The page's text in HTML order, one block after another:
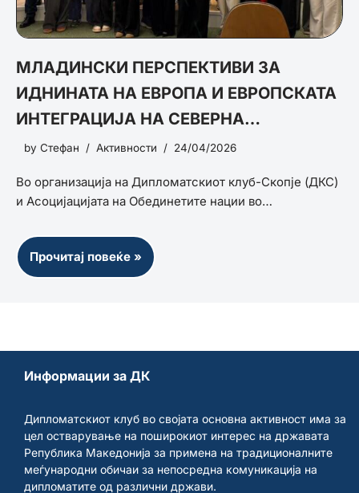
МЛАДИНСКИ ПЕРСПЕКТИВИ ЗА
ИДНИНАТА НА ЕВРОПА И ЕВРОПСКАТА
ИНТЕГРАЦИЈА НА СЕВЕРНА
МАКЕДОНИЈА
by Стефан Активности 24/04/2026
Во организација на Дипломатскиот клуб-Скопје (ДКС)
и Асоцијацијата на Обединетите нации во…
Прочитај повеќе »
Информации за ДК
Дипломатскиот клуб во својата основна активност има за
цел остварување на поширокиот интерес на државата
Република Македонија за примена на традиционалните
меѓународни обичаи за непосредна комуникација на
дипломатите од различни држави.